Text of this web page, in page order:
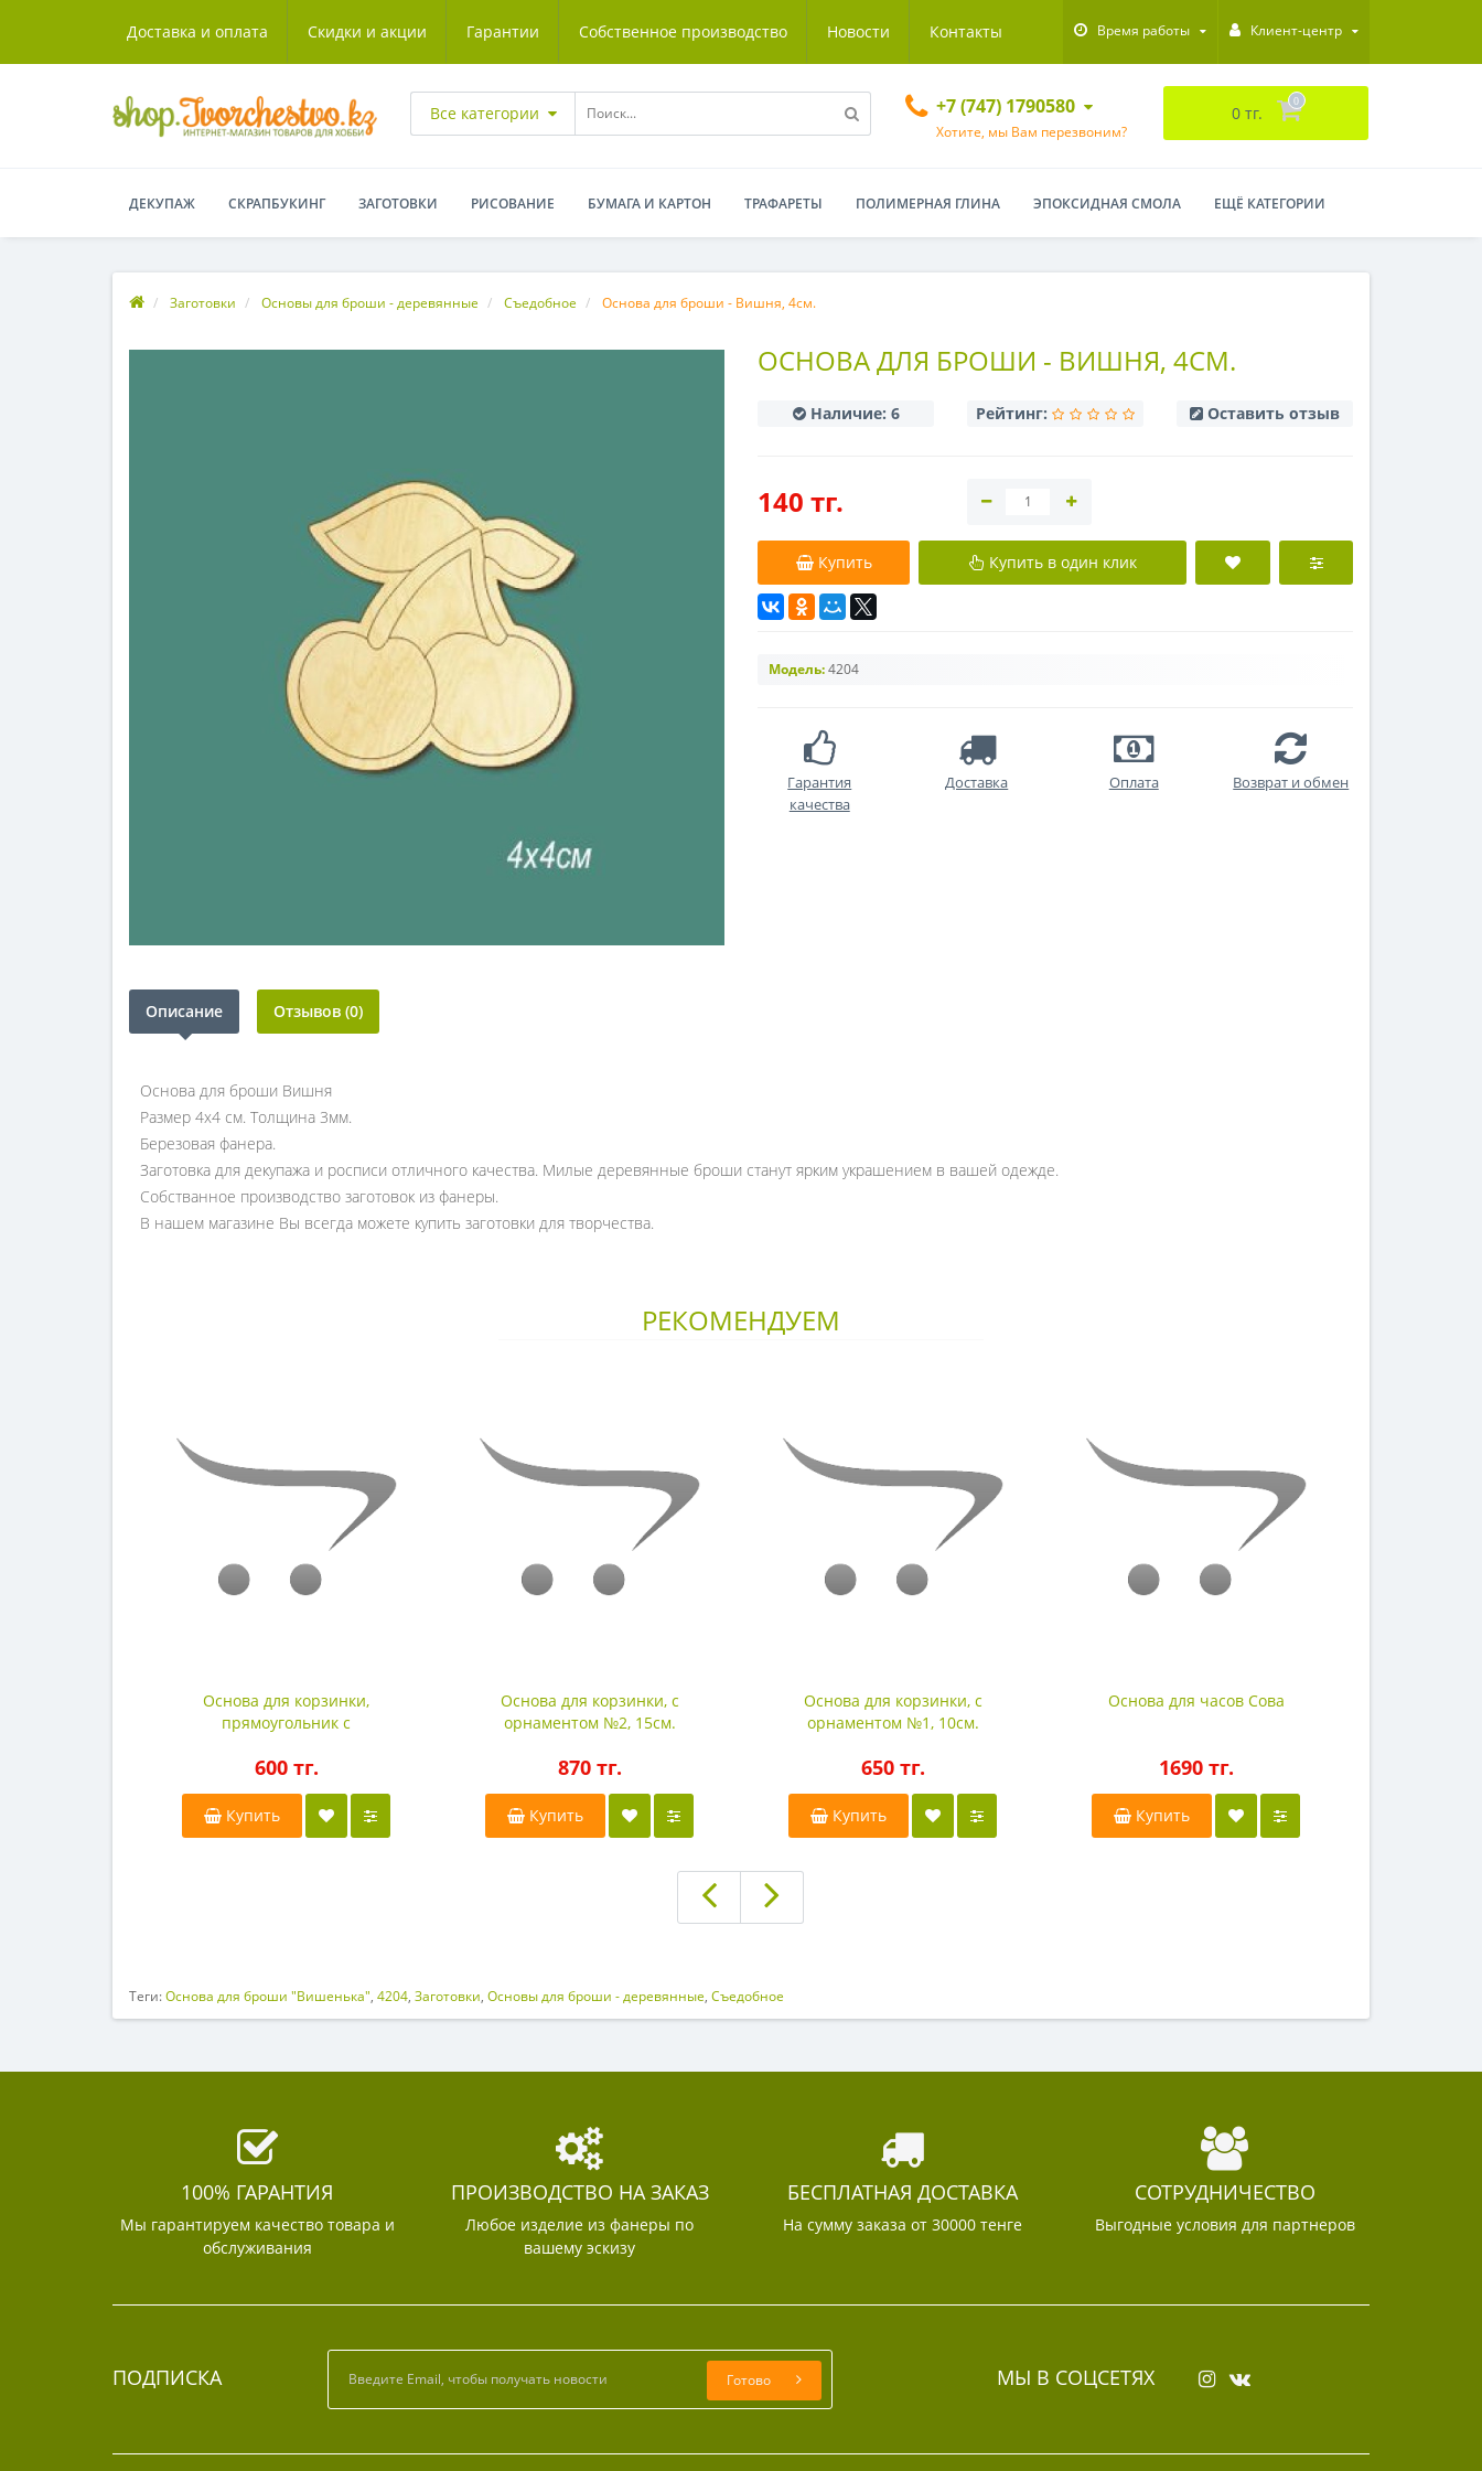
Доставка и оплата Скидки и акции Гарантии Собственное производство Новости Контакты Время работы Клиент-центр
Все категории +7 (747) 1790580
Хотите, мы Вам перезвоним?
0 тг.
0
ДЕКУПАЖ СКРАПБУКИНГ ЗАГОТОВКИ РИСОВАНИЕ БУМАГА И КАРТОН ТРАФАРЕТЫ ПОЛИМЕРНАЯ ГЛИНА ЭПОКСИДНАЯ СМОЛА ЕЩЁ КАТЕГОРИИ
Заготовки Основы для броши - деревянные Съедобное Основа для броши - Вишня, 4см.
ОСНОВА ДЛЯ БРОШИ - ВИШНЯ, 4СМ.
Наличие: 6 Рейтинг: Оставить отзыв
140 тг.
Купить Купить в один клик
Модель:4204
Гарантия
качества
Доставка Оплата Возврат и обмен
Описание Отзывов (0)
Основа для броши Вишня
Размер 4х4 см. Толщина 3мм.
Березовая фанера.
Заготовка для декупажа и росписи отличного качества. Милые деревянные броши станут ярким украшением в вашей одежде.
Собстванное производство заготовок из фанеры.
В нашем магазине Вы всегда можете купить заготовки для творчества.
РЕКОМЕНДУЕМ
Основа для корзинки,
прямоугольник с
15,5х12см.
600 тг.
Купить
Основа для корзинки, с
орнаментом №2, 15см.
870 тг.
Купить
Основа для корзинки, с
орнаментом №1, 10см.
650 тг.
Купить
Основа для часов Сова
1690 тг.
Купить
Теги:Основа для броши "Вишенька", 4204, Заготовки, Основы для броши - деревянные, Съедобное
100% ГАРАНТИЯ
Мы гарантируем качество товара и
обслуживания
ПРОИЗВОДСТВО НА ЗАКАЗ
Любое изделие из фанеры по
вашему эскизу
БЕСПЛАТНАЯ ДОСТАВКА
На сумму заказа от 30000 тенге
СОТРУДНИЧЕСТВО
Выгодные условия для партнеров
ПОДПИСКА Готово МЫ В СОЦСЕТЯХ